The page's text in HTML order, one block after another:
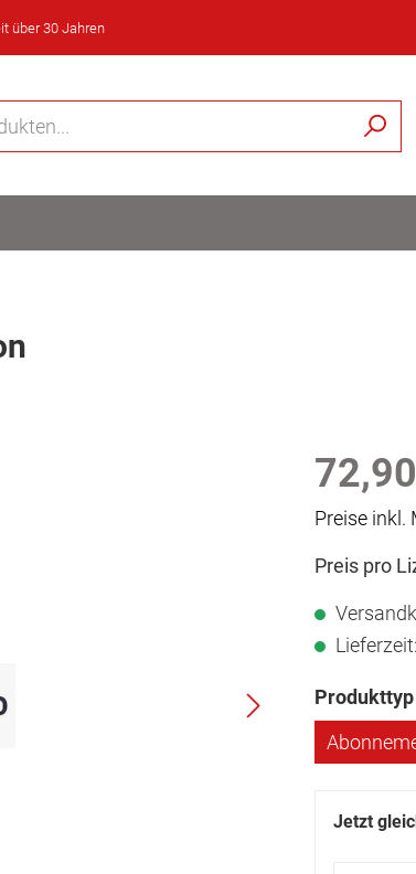
über 30 Jahren
Preise inkl.
Preis pro
Produkttyp
Jetzt